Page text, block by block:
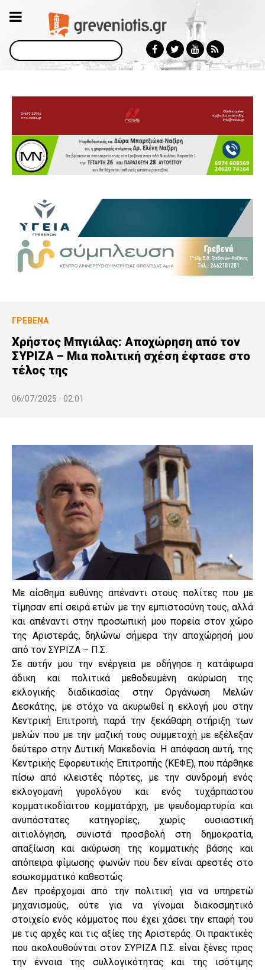
Αναζήτηση
ΓΡΕΒΕΝΆ
Χρήστος Μπγιάλας: Αποχώρηση από τον
ΣΥΡΙΖΑ – Μια πολιτική σχέση έφτασε στο
τέλος της
06/07/2025 - 02:01
Με αίσθημα ευθύνης απέναντι στους πολίτες που με
τίμησαν επί σειρά ετών με την εμπιστοσύνη τους, αλλά
και απέναντι στην προσωπική μου πορεία στον χώρο
της Αριστεράς, δηλώνω σήμερα την αποχώρησή μου
από τον ΣΥΡΙΖΑ – Π.Σ.
Σε αυτήν μου την ενέργεια με οδήγησε η κατάφωρα
άδικη και πολιτικά μεθοδευμένη ακύρωση της
εκλογικής διαδικασίας στην Οργάνωση Μελών
Δεσκάτης, με στόχο να ακυρωθεί η εκλογή μου στην
Κεντρική Επιτροπή, παρά την ξεκάθαρη στήριξη των
μελών που με την μαζική τους συμμετοχή με εξέλεξαν
δεύτερο στην Δυτική Μακεδονία. Η απόφαση αυτή, της
Κεντρικής Εφορευτικής Επιτροπής (ΚΕΦΕ), που πάρθηκε
πίσω από κλειστές πόρτες, με την συνδρομή ενός
εκλογομανή γυρολόγου και ενός τυχάρπαστου
κομματικοδίαιτου κομματάρχη, με ψευδομαρτυρία και
ανυπόστατες κατηγορίες, χωρίς ουσιαστική
αιτιολόγηση, συνιστά προσβολή στη δημοκρατία,
απαξίωση και ακύρωση της κομματικής βάσης και
απόπειρα φίμωσης φωνών που δεν είναι αρεστές στο
εσωκομματικό καθεστώς.
Δεν προέρχομαι από την πολιτική για να υπηρετώ
μηχανισμούς, ούτε για να γίνομαι διακοσμητικό
στοιχείο ενός κόμματος που έχει χάσει την επαφή του
με τις αρχές και τις αξίες της Αριστεράς. Οι πρακτικές
που ακολουθούνται στον ΣΥΡΙΖΑ Π.Σ. είναι ξένες προς
την έννοια της συλλογικότητας και της ισότιμης